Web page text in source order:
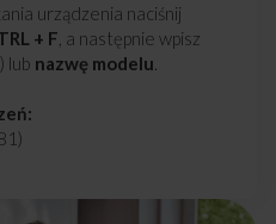
urządzenia naciśnij
+ F , a następnie wpisz
lub nazwę modelu